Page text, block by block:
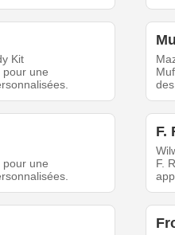
Kit
pour une
pour une
F.
F.